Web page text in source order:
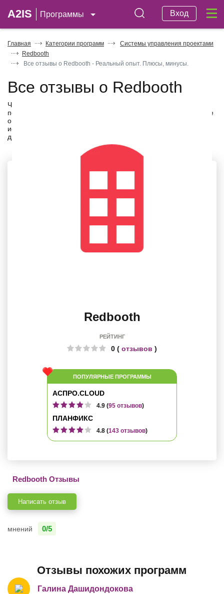
A2IS Программы Вход
Главная Категории программ
Системы управления проектами
Redbooth
Все отзывы о Redbooth - Реальный опыт. Плюсы, минусы.
Все отзывы о Redbooth
Читайте последние отзывы и реальные истории
пользователей
. С отзывами от клиентов вы узнаете
о плюсах и минусах сервиса, с точки зрения простоты
использования, удобства, работы техподдержки и многое
другое.
Redbooth
РЕЙТИНГ
0 ( отзывов )
ПОПУЛЯРНЫЕ ПРОГРАММЫ
АСПРО.CLOUD
4.9 (95 отзывов)
ПЛАНФИКС
4.8 (143 отзывов)
Redbooth Отзывы
Написать отзыв
мнений 0/5
Отзывы похожих программ
Галина Дашидондокова